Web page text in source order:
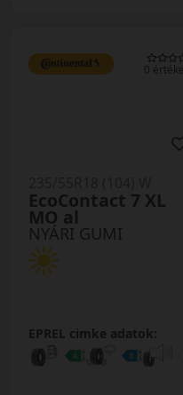
0
NYÁRI GUMI
EcoContact 7 XL
MO al
EPREL cimke adatok: